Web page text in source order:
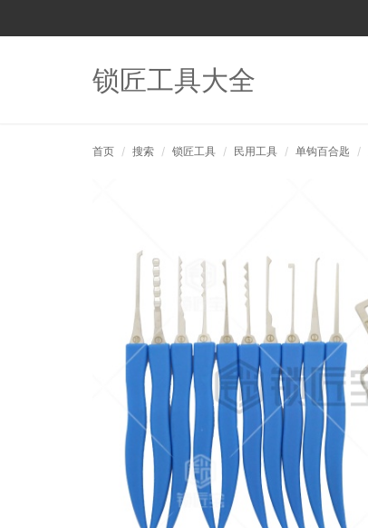
锁匠工具大全
首页 搜索 锁匠工具 民用工具 单钩百合匙